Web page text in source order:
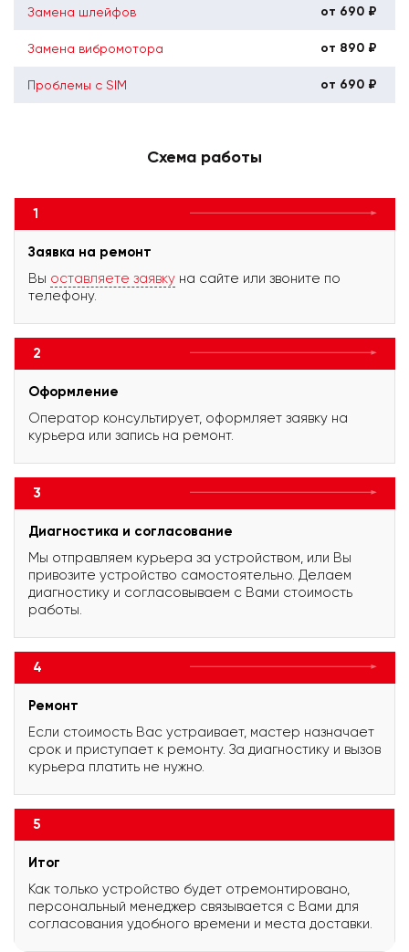
Замена шлейфов от 690 ₽
Замена вибромотора от 890 ₽
Проблемы с SIM от 690 ₽
Схема работы
1
Заявка на ремонт
Вы оставляете заявку на сайте или звоните по
телефону.
2
Оформление
Оператор консультирует, оформляет заявку на
курьера или запись на ремонт.
3
Диагностика и согласование
Мы отправляем курьера за устройством, или Вы
привозите устройство самостоятельно. Делаем
диагностику и согласовываем с Вами стоимость
работы.
4
Ремонт
Если стоимость Вас устраивает, мастер назначает
срок и приступает к ремонту. За диагностику и вызов
курьера платить не нужно.
5
Итог
Как только устройство будет отремонтировано,
персональный менеджер связывается с Вами для
согласования удобного времени и места доставки.